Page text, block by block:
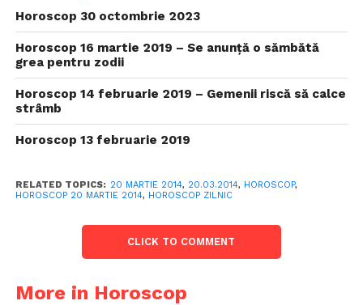
Horoscop 30 octombrie 2023
Horoscop 16 martie 2019 – Se anunță o sămbătă
grea pentru zodii
Horoscop 14 februarie 2019 – Gemenii riscă să calce
strâmb
Horoscop 13 februarie 2019
RELATED TOPICS: 20 MARTIE 2014, 20.03.2014, HOROSCOP,
HOROSCOP 20 MARTIE 2014, HOROSCOP ZILNIC
CLICK TO COMMENT
More in Horoscop